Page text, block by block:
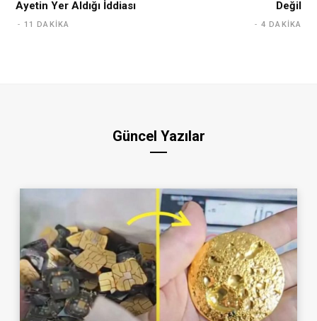
Ayetin Yer Aldığı İddiası
11 DAKIKA
Değil
4 DAKIKA
Güncel Yazılar